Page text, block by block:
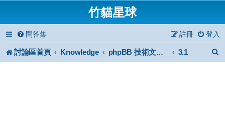
竹貓星球
問答集 登入
註冊
討論區首頁 Knowledge phpBB 技術文件與知識庫 3.1